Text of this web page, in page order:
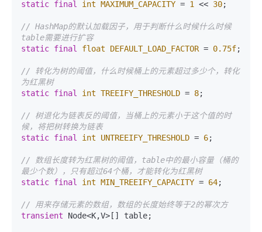
static final int MAXIMUM_CAPACITY = 1 << 30;
// HashMap的默认加载因子，用于判断什么时候什么时候
table需要进行扩容
static final float DEFAULT_LOAD_FACTOR = 0.75f;
// 转化为树的阈值，什么时候桶上的元素超过多少个，转化
为红黑树
static final int TREEIFY_THRESHOLD = 8;
// 树退化为链表反的阈值，当桶上的元素小于这个值的时
候，将把树转换为链表
static final int UNTREEIFY_THRESHOLD = 6;
// 数组长度转为红黑树的阈值，table中的最小容量（桶的
最少个数），只有超过64个桶，才能转化为红黑树
static final int MIN_TREEIFY_CAPACITY = 64;
// 用来存储元素的数组，数组的长度始终等于2的幂次方
transient Node<K,V>[] table;